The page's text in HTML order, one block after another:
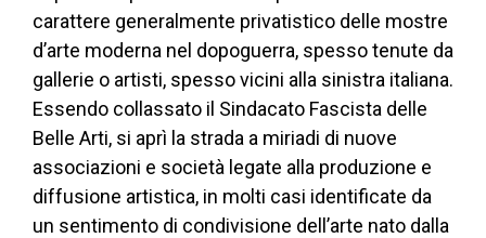
carattere generalmente privatistico delle mostre
d’arte moderna nel dopoguerra, spesso tenute da
gallerie o artisti, spesso vicini alla sinistra italiana.
Essendo collassato il Sindacato Fascista delle
Belle Arti, si aprì la strada a miriadi di nuove
associazioni e società legate alla produzione e
diffusione artistica, in molti casi identificate da
un sentimento di condivisione dell’arte nato dalla